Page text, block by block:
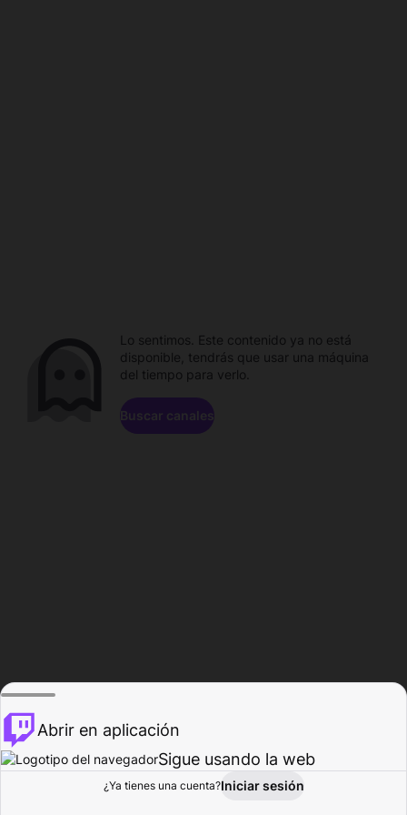
Explorar Actividad
Lo sentimos. Este contenido ya no está
disponible, tendrás que usar una máquina
del tiempo para verlo.
Buscar canales
Abrir en aplicación
Sigue usando la web
¿Ya tienes una cuenta?Iniciar sesión